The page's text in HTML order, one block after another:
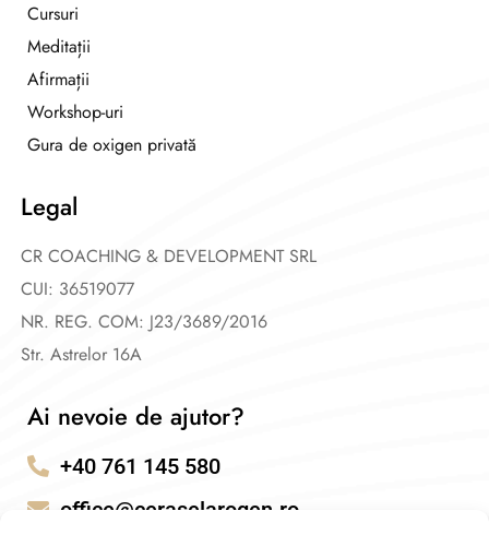
Cursuri
Meditații
Afirmații
Workshop-uri
Gura de oxigen privată
Legal
CR COACHING & DEVELOPMENT SRL
CUI: 36519077
NR. REG. COM: J23/3689/2016
Str. Astrelor 16A
Ai nevoie de ajutor?
+40 761 145 580
office@ceraselarogen.ro